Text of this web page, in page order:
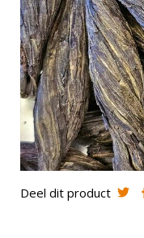
Deel dit product